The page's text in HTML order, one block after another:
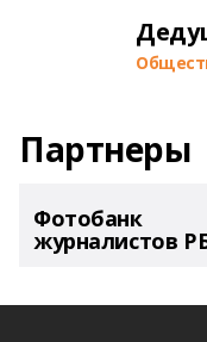
Партнеры
Фотобанк
журналистов